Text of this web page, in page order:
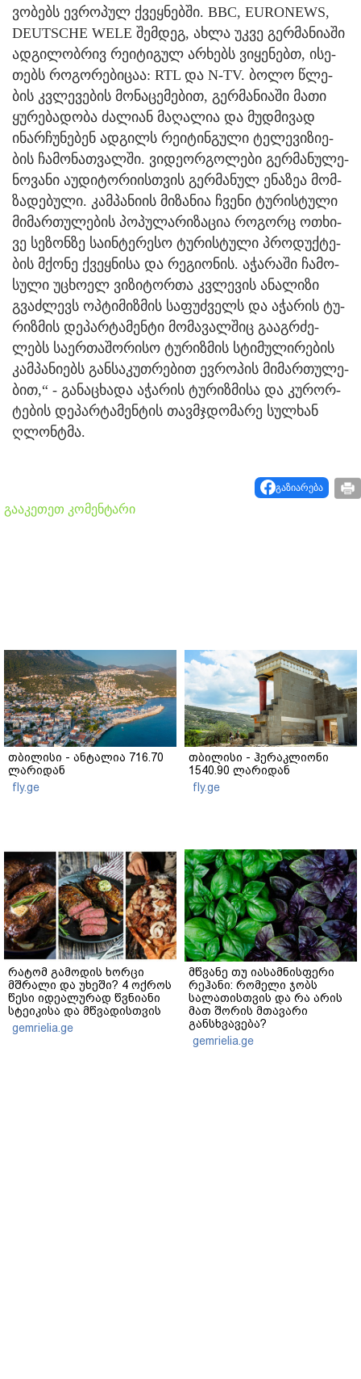
ვო­ბებს ევ­რო­პულ ქვეყ­ნებ­ში. BBC, EURONEWS,
DEUTSCHE WELE შემ­დეგ, ახლა უკვე გერ­მა­ნი­ა­ში
ად­გი­ლობ­რივ რე­ი­ტი­გულ არ­ხებს ვი­ყე­ნებთ, ისე­
თებს რო­გო­რე­ბი­ცაა: RTL და N-TV. ბოლო წლე­
ბის კვლე­ვე­ბის მო­ნა­ცე­მე­ბით, გერ­მა­ნი­ა­ში მათი
ყუ­რე­ბა­დო­ბა ძა­ლი­ან მა­ღა­ლია და მუდ­მი­ვად
ინარ­ჩუ­ნე­ბენ ად­გილს რე­ი­ტინ­გუ­ლი ტე­ლე­ვი­ზი­ე­
ბის ჩა­მო­ნათ­ვალ­ში. ვი­დე­ორ­გო­ლე­ბი გერ­მა­ნუ­ლე­
ნო­ვა­ნი აუ­დი­ტო­რი­ის­თვის გერ­მა­ნულ ენა­ზეა მომ­
ზა­დე­ბუ­ლი. კამ­პა­ნი­ის მი­ზა­ნია ჩვე­ნი ტუ­რის­ტუ­ლი
მი­მარ­თუ­ლების პო­პუ­ლა­რი­ზა­ცია რო­გორც ოთხი­
ვე სე­ზონ­ზე სა­ინ­ტე­რე­სო ტუ­რის­ტუ­ლი პრო­დუქ­ტე­
ბის მქო­ნე ქვეყ­ნი­სა და რე­გი­ო­ნის. აჭა­რა­ში ჩა­მო­
სუ­ლი უცხო­ელ ვი­ზი­ტორ­თა კვლე­ვის ანა­ლი­ზი
გვაძ­ლევს ოპ­ტი­მიზ­მის სა­ფუძ­ველს და აჭა­რის ტუ­
რიზ­მის დე­პარ­ტა­მენ­ტი მო­მა­ვალ­შიც გა­აგ­რძე­
ლებს სა­ერ­თა­შო­რი­სო ტუ­რიზ­მის სტი­მუ­ლი­რე­ბის
კამ­პა­ნი­ებს გან­სა­კუთ­რე­ბით ევ­რო­პის მი­მარ­თუ­ლე­
ბით,“ - გა­ნა­ცხა­და აჭა­რის ტუ­რიზ­მი­სა და კუ­რორ­
ტე­ბის დე­პარ­ტა­მენ­ტის თავ­მჯდო­მა­რე სულ­ხან
ღლონტმა.
გაზიარება
გააკეთეთ კომენტარი
თბილისი - ანტალია 716.70
ლარიდან
fly.ge
თბილისი - ჰერაკლიონი
1540.90 ლარიდან
fly.ge
რატომ გამოდის ხორცი
მშრალი და უხეში? 4 ოქროს
წესი იდეალურად წვნიანი
სტეიკისა და მწვადისთვის
gemrielia.ge
მწვანე თუ იასამნისფერი
რეჰანი: რომელი ჯობს
სალათისთვის და რა არის
მათ შორის მთავარი
განსხვავება?
gemrielia.ge